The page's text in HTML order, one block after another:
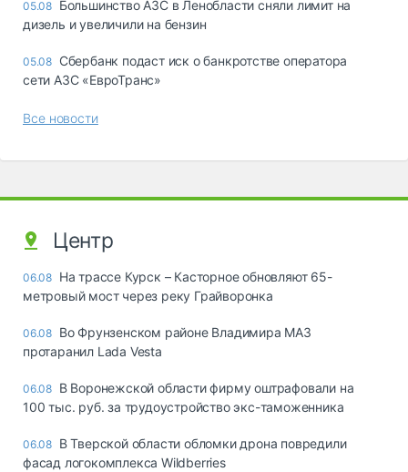
05.08 Большинство АЗС в Ленобласти сняли лимит на
дизель и увеличили на бензин
05.08 Сбербанк подаст иск о банкротстве оператора
сети АЗС «ЕвроТранс»
Все новости
Центр
06.08 На трассе Курск – Касторное обновляют 65-
метровый мост через реку Грайворонка
06.08 Во Фрунзенском районе Владимира МАЗ
протаранил Lada Vesta
06.08 В Воронежской области фирму оштрафовали на
100 тыс. руб. за трудоустройство экс-таможенника
06.08 В Тверской области обломки дрона повредили
фасад логокомплекса Wildberries